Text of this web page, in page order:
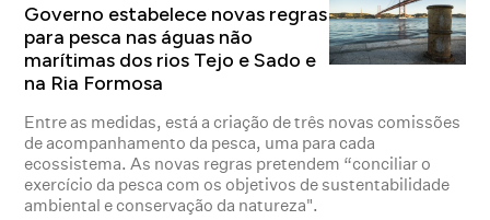
Governo estabelece novas regras
para pesca nas águas não
marítimas dos rios Tejo e Sado e
na Ria Formosa
Entre as medidas, está a criação de três novas comissões
de acompanhamento da pesca, uma para cada
ecossistema. As novas regras pretendem “conciliar o
exercício da pesca com os objetivos de sustentabilidade
ambiental e conservação da natureza".